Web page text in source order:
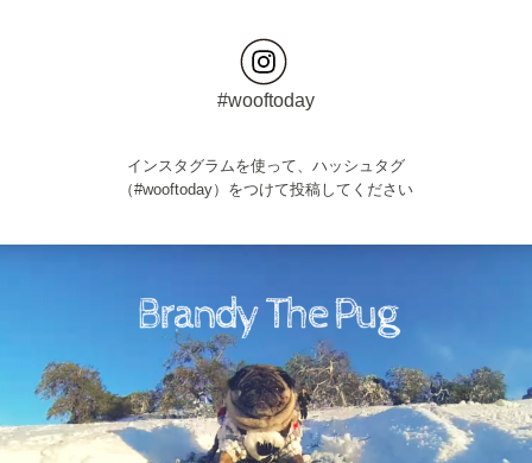
#wooftoday
インスタグラムを使って、ハッシュタグ
（#wooftoday）をつけて投稿してください